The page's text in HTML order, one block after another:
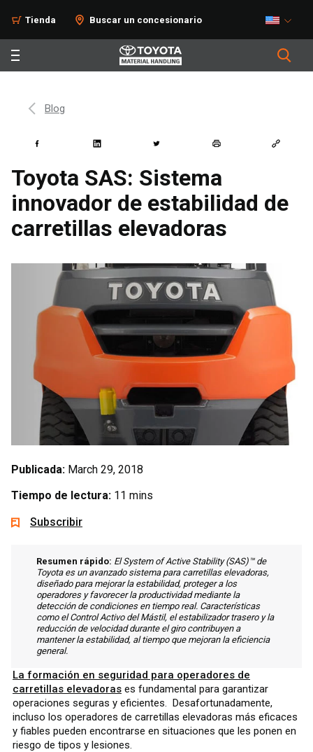
Tienda Buscar un concesionario
Blog
Toyota SAS: Sistema
innovador de estabilidad de
carretillas elevadoras
Publicada: March 29, 2018
Tiempo de lectura: 11 mins
Subscribir
Resumen rápido: El System of Active Stability (SAS)™ de
Toyota es un avanzado sistema para carretillas elevadoras,
diseñado para mejorar la estabilidad, proteger a los
operadores y favorecer la productividad mediante la
detección de condiciones en tiempo real. Características
como el Control Activo del Mástil, el estabilizador trasero y la
reducción de velocidad durante el giro contribuyen a
mantener la estabilidad, al tiempo que mejoran la eficiencia
general.
La formación en seguridad para operadores de
carretillas elevadoras es fundamental para garantizar
operaciones seguras y eficientes. Desafortunadamente,
incluso los operadores de carretillas elevadoras más eficaces
y fiables pueden encontrarse en situaciones que les ponen en
riesgo de tipos y lesiones.